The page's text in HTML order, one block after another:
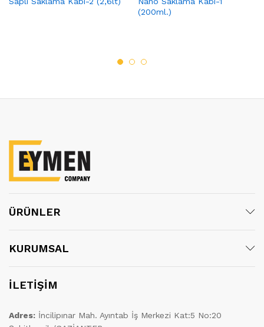
(200ml.)
ÜRÜNLER
KURUMSAL
İLETİŞİM
Adres: İncilipınar Mah. Ayıntab İş Merkezi Kat:5 No:20